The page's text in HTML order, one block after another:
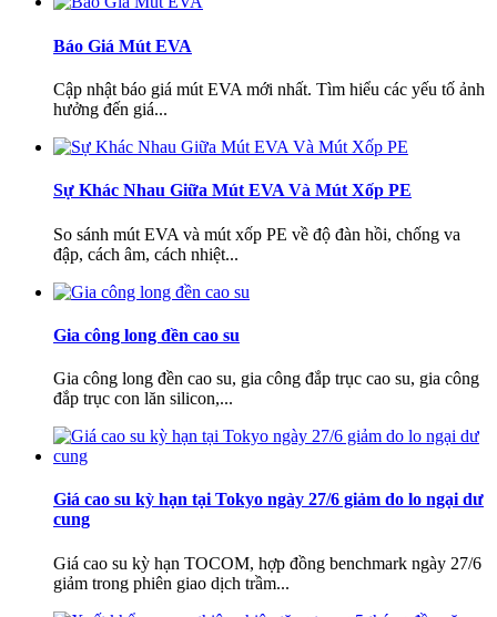
cuộn mút eva 2mm màu đen màu trắng
Giá:Liên hệ
Báo Giá Mút EVA
Cập nhật báo giá mút EVA mới nhất. Tìm hiểu các yếu tố ảnh
hưởng đến giá...
Sự Khác Nhau Giữa Mút EVA Và Mút Xốp PE
So sánh mút EVA và mút xốp PE về độ đàn hồi, chống va
đập, cách âm, cách nhiệt...
Gia công long đền cao su
Gia công long đền cao su, gia công đắp trục cao su, gia công
đắp trục con lăn silicon,...
Giá cao su kỳ hạn tại Tokyo ngày 27/6 giảm do lo ngại dư
cung
Giá cao su kỳ hạn TOCOM, hợp đồng benchmark ngày 27/6
giảm trong phiên giao dịch trầm...